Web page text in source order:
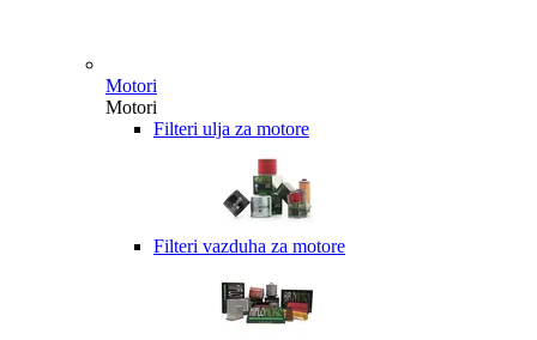
Motori
Motori
Filteri ulja za motore
Filteri vazduha za motore